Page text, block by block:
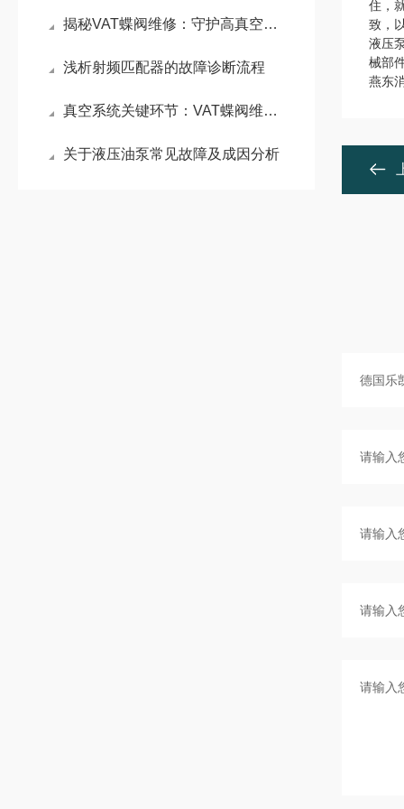
揭秘VAT蝶阀维修：守护高真空工艺的节流枢纽
浅析射频匹配器的故障诊断流程
真空系统关键环节：VAT蝶阀维修原理与密封性能重构技术
关于液压油泵常见故障及成因分析
住，
致，
液压
械部
燕东